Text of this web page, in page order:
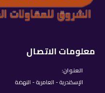
معلومات الاتصال
العنوان:
الإسكندرية - العامرية - النهضة